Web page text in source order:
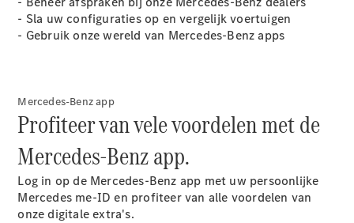
Alle modellen
Nieuwe modellen
Plug-in Hybrid modellen
Limousine
- Sla uw configuraties op en vergelijk voertuigen
- Gebruik onze wereld van Mercedes-Benz apps
Mercedes-Benz app
Profiteer van vele voordelen met de
Mercedes-Benz app.
Log in op de Mercedes-Benz app met uw persoonlijke
Mercedes me-ID en profiteer van alle voordelen van
onze digitale extra's.